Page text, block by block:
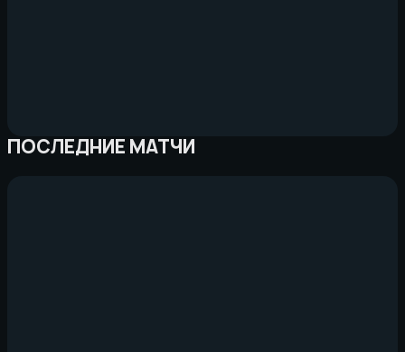
ПОСЛЕДНИЕ МАТЧИ